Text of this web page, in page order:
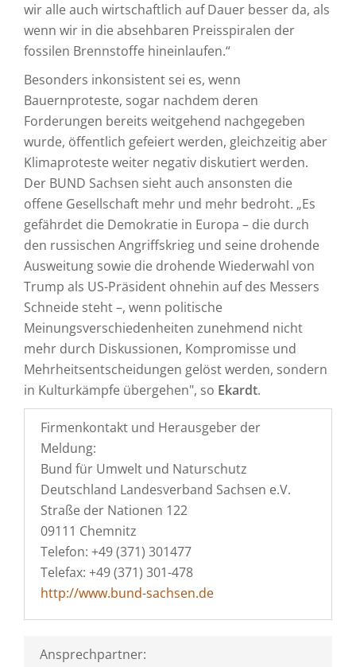
wir alle auch wirtschaftlich auf Dauer besser da, als
wenn wir in die absehbaren Preisspiralen der
fossilen Brennstoffe hineinlaufen.“
Besonders inkonsistent sei es, wenn
Bauernproteste, sogar nachdem deren
Forderungen bereits weitgehend nachgegeben
wurde, öffentlich gefeiert werden, gleichzeitig aber
Klimaproteste weiter negativ diskutiert werden.
Der BUND Sachsen sieht auch ansonsten die
offene Gesellschaft mehr und mehr bedroht. „Es
gefährdet die Demokratie in Europa – die durch
den russischen Angriffskrieg und seine drohende
Ausweitung sowie die drohende Wiederwahl von
Trump als US-Präsident ohnehin auf des Messers
Schneide steht –, wenn politische
Meinungsverschiedenheiten zunehmend nicht
mehr durch Diskussionen, Kompromisse und
Mehrheitsentscheidungen gelöst werden, sondern
in Kulturkämpfe übergehen", so Ekardt.
Firmenkontakt und Herausgeber der
Meldung:
Bund für Umwelt und Naturschutz
Deutschland Landesverband Sachsen e.V.
Straße der Nationen 122
09111 Chemnitz
Telefon: +49 (371) 301477
Telefax: +49 (371) 301-478
http://www.bund-sachsen.de
Ansprechpartner: